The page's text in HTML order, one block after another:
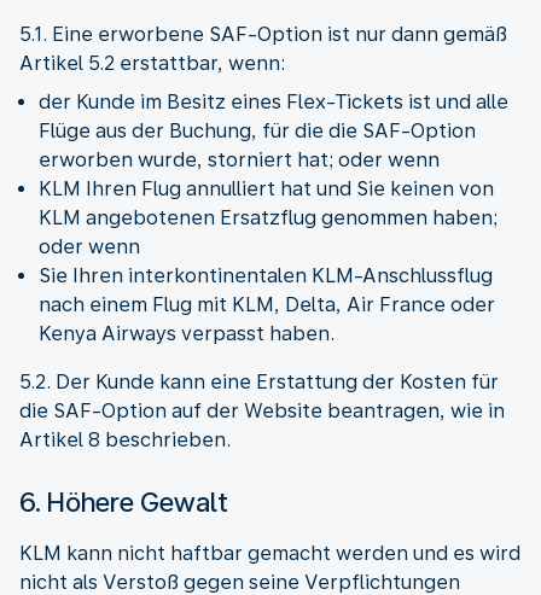
5.1. Eine erworbene SAF-Option ist nur dann gemäß
Artikel 5.2 erstattbar, wenn:
der Kunde im Besitz eines Flex-Tickets ist und alle
Flüge aus der Buchung, für die die SAF-Option
erworben wurde, storniert hat; oder wenn
KLM Ihren Flug annulliert hat und Sie keinen von
KLM angebotenen Ersatzflug genommen haben;
oder wenn
Sie Ihren interkontinentalen KLM-Anschlussflug
nach einem Flug mit KLM, Delta, Air France oder
Kenya Airways verpasst haben.
5.2. Der Kunde kann eine Erstattung der Kosten für
die SAF-Option auf der Website beantragen, wie in
Artikel 8 beschrieben.
6. Höhere Gewalt
KLM kann nicht haftbar gemacht werden und es wird
nicht als Verstoß gegen seine Verpflichtungen